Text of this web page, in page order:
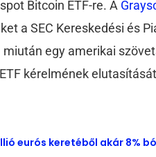
Bitcoin ETF-re. A
a SEC Kereskedési és
miután egy amerikai
kérelmének
eurós keretéből akár 8%